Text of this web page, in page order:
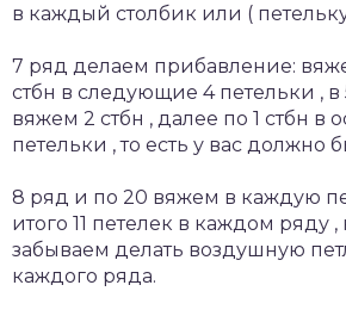
в каждый столбик или (
7 ряд делаем прибавление:
стбн в следующие 4 петельки , в
вяжем 2 стбн , далее по 1 стбн в
петельки , то есть у вас должно
8 ряд и по 20 вяжем в каждую
итого 11 петелек в каждом ряду
забываем делать воздушную
каждого ряда.